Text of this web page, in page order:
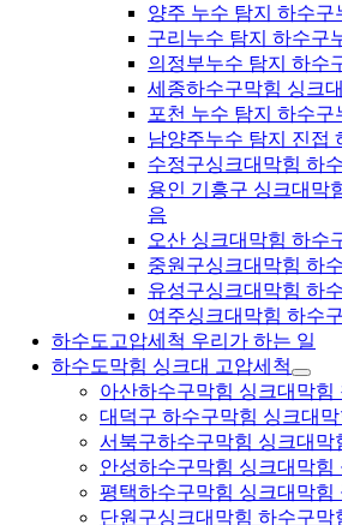
양주 누수 탐지 하수구
구리누수 탐지 하수구
의정부누수 탐지 하수
세종하수구막힘 싱크
포천 누수 탐지 하수구
남양주누수 탐지 진접
수정구싱크대막힘 하
용인 기흥구 싱크대막
음
오산 싱크대막힘 하수
중원구싱크대막힘 하
유성구싱크대막힘 하
여주싱크대막힘 하수
하수도고압세척 우리가 하는 일
하수도막힘 싱크대 고압세척
아산하수구막힘 싱크대막힘
대덕구 하수구막힘 싱크대
서북구하수구막힘 싱크대막
안성하수구막힘 싱크대막힘
평택하수구막힘 싱크대막힘
단원구싱크대막힘 하수구막